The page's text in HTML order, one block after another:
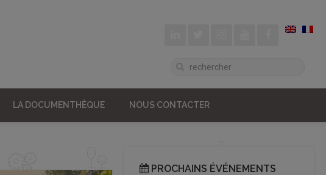
LA DOCUMENTHÈQUE NOUS CONTACTER
PROCHAINS ÉVÉNEMENTS